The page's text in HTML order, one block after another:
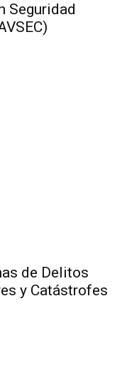
Seguridad
de Delitos
y Catástrofes